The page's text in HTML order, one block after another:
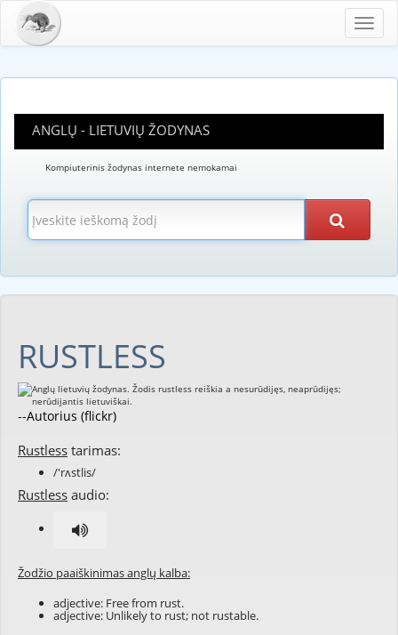
ANGLŲ - LIETUVIŲ ŽODYNAS
Kompiuterinis žodynas internete nemokamai
RUSTLESS
--Autorius (flickr)
Rustless tarimas:
/'rʌstlis/
Rustless audio:
Žodžio paaiškinimas anglų kalba:
adjective: Free from rust.
adjective: Unlikely to rust; not rustable.